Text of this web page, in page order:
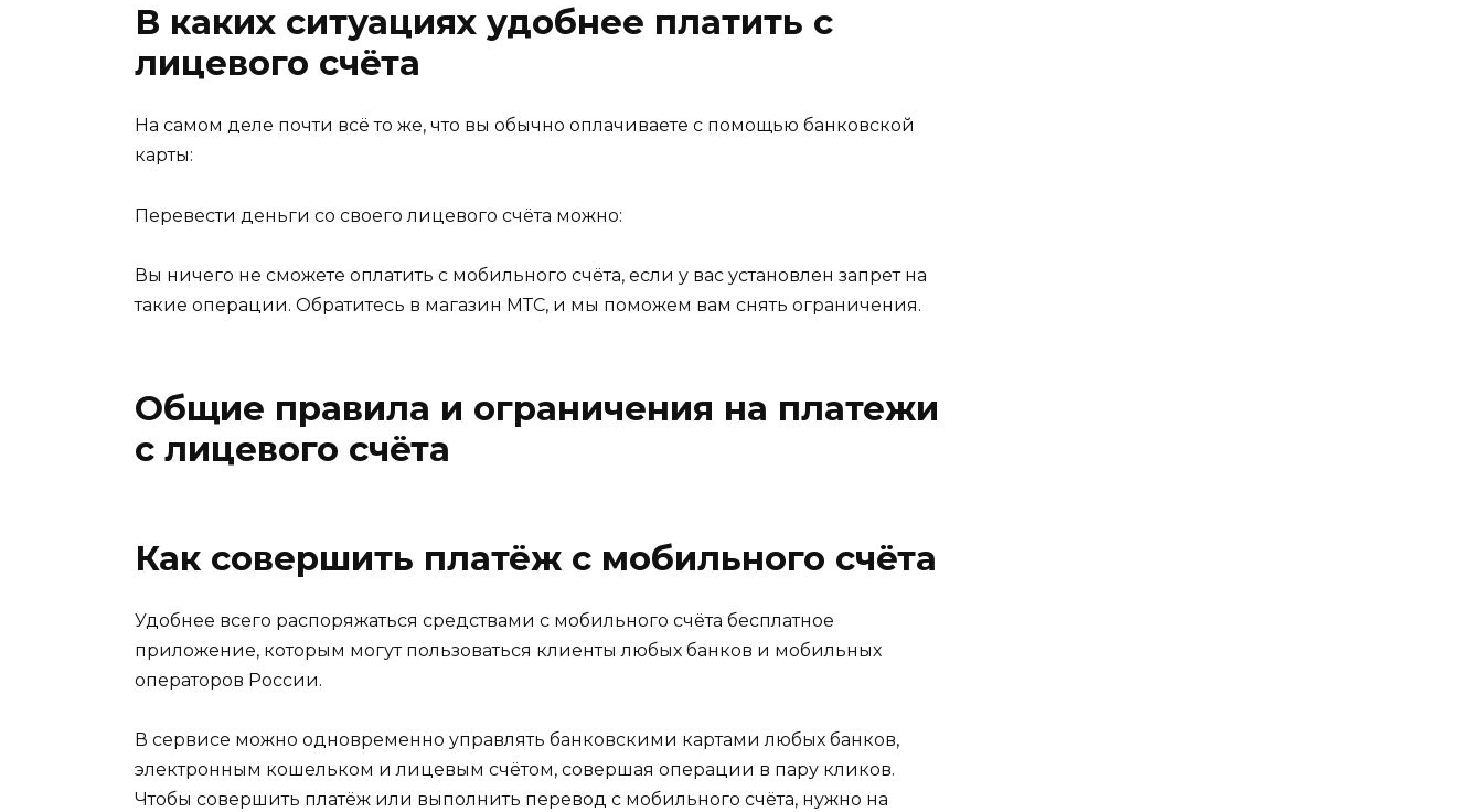
В каких ситуациях удобнее платить с
лицевого счёта
На самом деле почти всё то же, что вы обычно оплачиваете с помощью банковской
карты:
Перевести деньги со своего лицевого счёта можно:
Вы ничего не сможете оплатить с мобильного счёта, если у вас установлен запрет на
такие операции. Обратитесь в магазин МТС, и мы поможем вам снять ограничения.
Общие правила и ограничения на платежи
с лицевого счёта
Как совершить платёж с мобильного счёта
Удобнее всего распоряжаться средствами с мобильного счёта бесплатное
приложение, которым могут пользоваться клиенты любых банков и мобильных
операторов России.
В сервисе можно одновременно управлять банковскими картами любых банков,
электронным кошельком и лицевым счётом, совершая операции в пару кликов.
Чтобы совершить платёж или выполнить перевод с мобильного счёта, нужно на